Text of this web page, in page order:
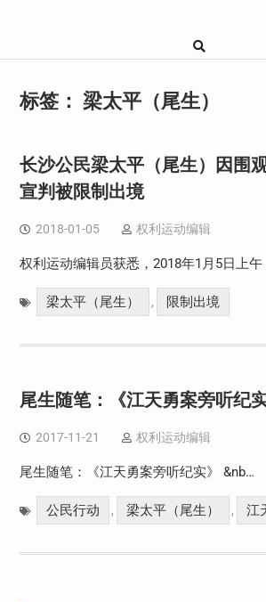
标签： 梁太平（尾生）
长沙公民梁太平（尾生）因围
宣判被限制出境
2018-01-05 权利运动编辑
权利运动编辑员获悉，2018年1月5日上
梁太平（尾生） , 限制出境
尾生随笔：《江天勇案旁听纪实
2017-11-21 权利运动编辑
尾生随笔：《江天勇案旁听纪实》 &nb…
公民行动 , 梁太平（尾生） , 江